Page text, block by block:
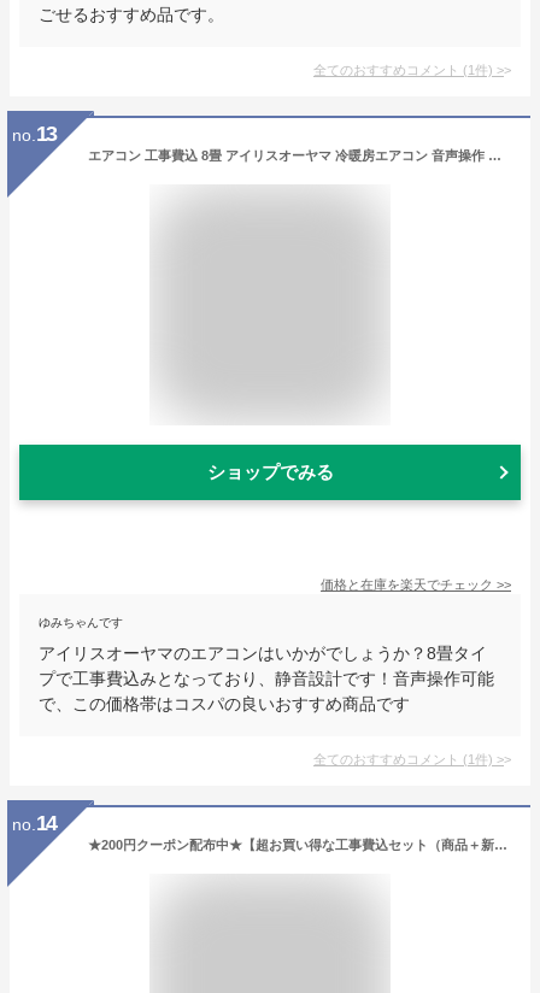
ごせるおすすめ品です。
全てのおすすめコメント (1件) >
no. 13
エアコン 工事費込 8畳 アイリスオーヤマ 冷暖房エアコン 音声操作 温度表示 左右自動ルーバー搭載 主に8畳用 クーラー 静音 2.8kW 冷房 暖房 除湿 みはりくんドライ 送風 衣類乾燥 静音 タイマー付 新品 IAF-2806GV【工事込】
ショップでみる
価格と在庫を楽天でチェック >>
ゆみちゃんです
アイリスオーヤマのエアコンはいかがでしょうか？8畳タイ
プで工事費込みとなっており、静音設計です！音声操作可能
で、この価格帯はコスパの良いおすすめ商品です
全てのおすすめコメント (1件) >
no. 14
★200円クーポン配布中★【超お買い得な工事費込セット（商品＋新規標準工事）】【送料無料(エリア限定)】ダイキン■S25YTCXS-W■(AN25YCS同等品) 2021年モデル【CXシリーズ】[主に8畳用][170]